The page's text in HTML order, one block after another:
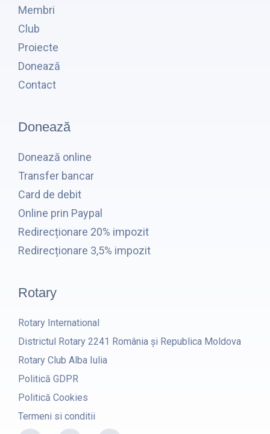
Membri
Club
Proiecte
Donează
Contact
Donează
Donează online
Transfer bancar
Card de debit
Online prin Paypal
Redirecționare 20% impozit
Redirecționare 3,5% impozit
Rotary
Rotary International
Districtul Rotary 2241 România și Republica Moldova
Rotary Club Alba Iulia
Politică GDPR
Politică Cookies
Termeni si conditii